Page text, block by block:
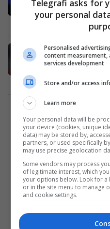
Superliga
ndeshjen
finalen e
Superliga
Telegrafi asks for
your personal
Personalised
content measurement,
services development
Store and/or access
Learn more
Your personal data will be
your device (cookies, unique
data) may be stored by,
partners, or used specifically
may use precise geolocation
Some vendors may process
of legitimate interest, which
your options below. Look for
or in the site menu to manage
and cookie settings.